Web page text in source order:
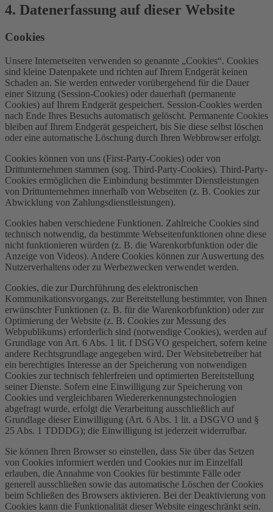
4. Datenerfassung auf dieser Website
Cookies
Unsere Internetseiten verwenden so genannte „Cookies“. Cookies
sind kleine Datenpakete und richten auf Ihrem Endgerät keinen
Schaden an. Sie werden entweder vorübergehend für die Dauer
einer Sitzung (Session-Cookies) oder dauerhaft (permanente
Cookies) auf Ihrem Endgerät gespeichert. Session-Cookies werden
nach Ende Ihres Besuchs automatisch gelöscht. Permanente Cookies
bleiben auf Ihrem Endgerät gespeichert, bis Sie diese selbst löschen
oder eine automatische Löschung durch Ihren Webbrowser erfolgt.
Cookies können von uns (First-Party-Cookies) oder von
Drittunternehmen stammen (sog. Third-Party-Cookies). Third-Party-
Cookies ermöglichen die Einbindung bestimmter Dienstleistungen
von Drittunternehmen innerhalb von Webseiten (z. B. Cookies zur
Abwicklung von Zahlungsdienstleistungen).
Cookies haben verschiedene Funktionen. Zahlreiche Cookies sind
technisch notwendig, da bestimmte Webseitenfunktionen ohne diese
nicht funktionieren würden (z. B. die Warenkorbfunktion oder die
Anzeige von Videos). Andere Cookies können zur Auswertung des
Nutzerverhaltens oder zu Werbezwecken verwendet werden.
Cookies, die zur Durchführung des elektronischen
Kommunikationsvorgangs, zur Bereitstellung bestimmter, von Ihnen
erwünschter Funktionen (z. B. für die Warenkorbfunktion) oder zur
Optimierung der Website (z. B. Cookies zur Messung des
Webpublikums) erforderlich sind (notwendige Cookies), werden auf
Grundlage von Art. 6 Abs. 1 lit. f DSGVO gespeichert, sofern keine
andere Rechtsgrundlage angegeben wird. Der Websitebetreiber hat
ein berechtigtes Interesse an der Speicherung von notwendigen
Cookies zur technisch fehlerfreien und optimierten Bereitstellung
seiner Dienste. Sofern eine Einwilligung zur Speicherung von
Cookies und vergleichbaren Wiedererkennungstechnologien
abgefragt wurde, erfolgt die Verarbeitung ausschließlich auf
Grundlage dieser Einwilligung (Art. 6 Abs. 1 lit. a DSGVO und §
25 Abs. 1 TDDDG); die Einwilligung ist jederzeit widerrufbar.
Sie können Ihren Browser so einstellen, dass Sie über das Setzen
von Cookies informiert werden und Cookies nur im Einzelfall
erlauben, die Annahme von Cookies für bestimmte Fälle oder
generell ausschließen sowie das automatische Löschen der Cookies
beim Schließen des Browsers aktivieren. Bei der Deaktivierung von
Cookies kann die Funktionalität dieser Website eingeschränkt sein.